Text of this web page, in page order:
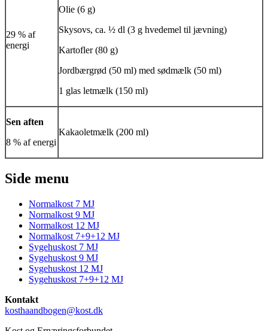
29 % af
energi
Olie (6 g)
Skysovs, ca. ½ dl (3 g hvedemel til jævning)
Kartofler (80 g)
Jordbærgrød (50 ml) med sødmælk (50 ml)
1 glas letmælk (150 ml)
Sen aften
8 % af energi
Kakaoletmælk (200 ml)
Side menu
Normalkost 7 MJ
Normalkost 9 MJ
Normalkost 12 MJ
Normalkost 7+9+12 MJ
Sygehuskost 7 MJ
Sygehuskost 9 MJ
Sygehuskost 12 MJ
Sygehuskost 7+9+12 MJ
Kontakt
kosthaandbogen@kost.dk